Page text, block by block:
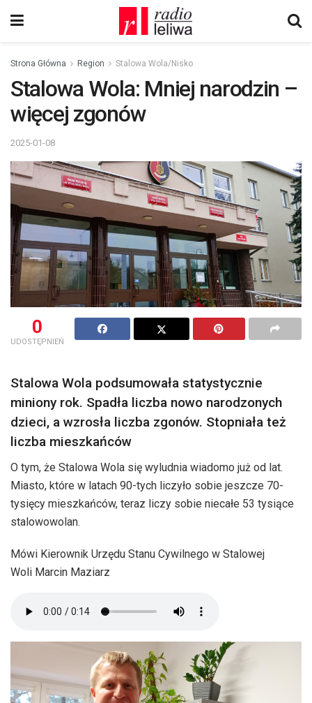
Strona Główna Region Stalowa Wola/Nisko
Stalowa Wola: Mniej narodzin –
więcej zgonów
2025-01-08
0
UDOSTĘPNIEŃ
Stalowa Wola podsumowała statystycznie
miniony rok. Spadła liczba nowo narodzonych
dzieci, a wzrosła liczba zgonów. Stopniała też
liczba mieszkańców
O tym, że Stalowa Wola się wyludnia wiadomo już od lat.
Miasto, które w latach 90-tych liczyło sobie jeszcze 70-
tysięcy mieszkańców, teraz liczy sobie niecałe 53 tysiące
stalowowolan.
Mówi Kierownik Urzędu Stanu Cywilnego w Stalowej
Woli Marcin Maziarz